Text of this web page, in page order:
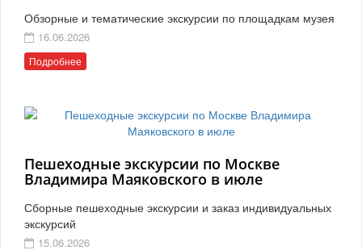
Обзорные и тематические экскурсии по площадкам музея
16.06.2026
Подробнее
Пешеходные экскурсии по Москве
Владимира Маяковского в июле
Сборные пешеходные экскурсии и заказ индивидуальных
экскурсий
15.06.2026